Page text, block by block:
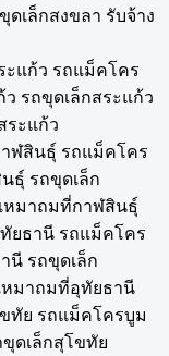
ดเล็กสงขลา รับจ้าง
ะแก้ว รถแม็คโคร
รถขุดเล็กสระแก้ว
ระแก้ว
ฬสินธุ์ รถแม็คโคร
ธุ์ รถขุดเล็ก
หมาถมที่กาฬสินธุ์
ยธานี รถแม็คโคร
นี รถขุดเล็ก
หมาถมที่อุทัยธานี
ทัย รถแม็คโครบูม
ดเล็กสุโขทัย